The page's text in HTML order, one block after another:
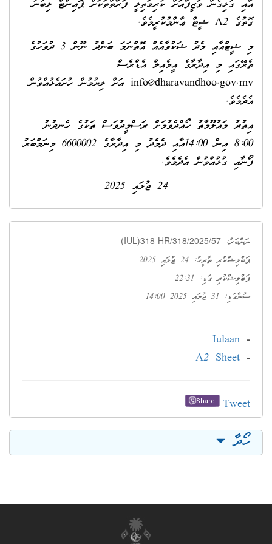
އާއި ގުޅިގެން ވަޒީފާއަށް ކުރިމަތިލީ ފަރާތްތަކަށް ޕޮއިންޓް ލިބުނު
ގޮތުގެ A2 ޝީޓް ޢާންމުކުރީމެވެ.
މި ޝީޓްއާއި މެދު ޝަކުވާއެއް އޮތްނަމަ ބަންދު ނޫން 3 ދުވަހުގެ
ތެރޭގައި މި އިދާރާގެ އީމެއިލް އެޑްރެސް
info@dharavandhoo.gov.mv އަށް ލިޔުމުން ހުށައެޅުއްވުން
އެދެމެވެ.
އިތުރު މައުލޫމާތު ހޯއްދެވުމަށް ރަސްމީދުވަސް ތަކުގެ ހެނދުނު
8:00 އިން 14:00އާއި ދެމެދު މި އިދާރާގެ 6600002 މިނަމްބަރު
ފޯނާއި ގުޅުއްވުން އެދެމެވެ.
24 ޖުލައި 2025
ނަންބަރު: (IUL)318-HR/318/2025/57
ޕަބްލިޝްކުރި ތާރީޚު: 24 ޖުލައި 2025
ޕަބްލިޝްކުރި ގަޑި: 22:31
ސުންގަޑި: 31 ޖުލައި 2025 14:00
-
Iulaan
-
A2 Sheet
Tweet
Share
ހޯދާ